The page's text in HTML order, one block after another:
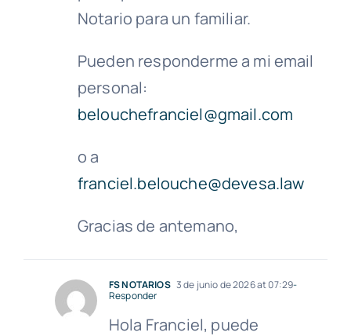
Notario para un familiar.
Pueden responderme a mi email
personal:
belouchefranciel@gmail.com
o a
franciel.belouche@devesa.law
Gracias de antemano,
FS NOTARIOS 3 de junio de 2026 at 07:29-
Responder
Hola Franciel, puede